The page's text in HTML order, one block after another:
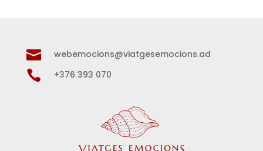
 webemocions@viatgesemocions.ad
 +376 393 070